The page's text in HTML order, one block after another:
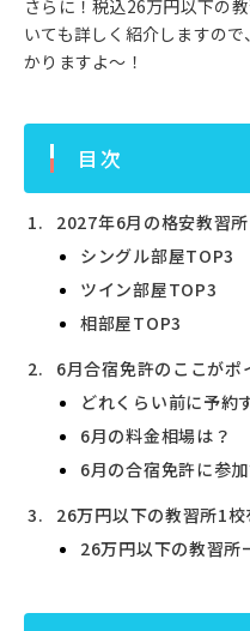
さらに！税込26万円以下の
いても詳しく紹介しますの
かりますよ〜！
目次
2027年6月の格安教習
シングル部屋TOP3
ツイン部屋TOP3
相部屋TOP3
6月合宿免許のここがポ
どれくらい前に予約
6月の料金相場は？
6月の合宿免許に参
26万円以下の教習所1校
26万円以下の教習所